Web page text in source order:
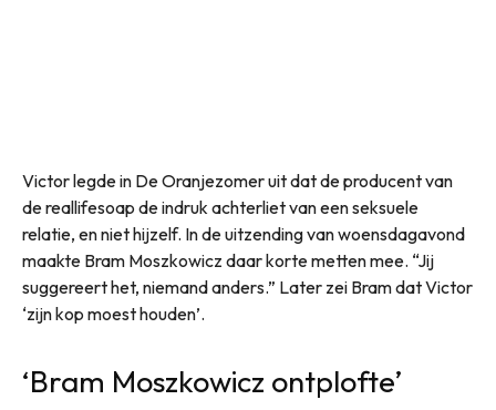
Victor legde in De Oranjezomer uit dat de producent van
de reallifesoap de indruk achterliet van een seksuele
relatie, en niet hijzelf. In de uitzending van woensdagavond
maakte Bram Moszkowicz daar korte metten mee. “Jij
suggereert het, niemand anders.” Later zei Bram dat Victor
‘zijn kop moest houden’.
‘Bram Moszkowicz ontplofte’